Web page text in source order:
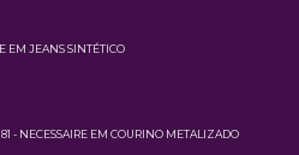
EM JEANS SINTÉTICO
81 - NECESSAIRE EM COURINO METALIZADO